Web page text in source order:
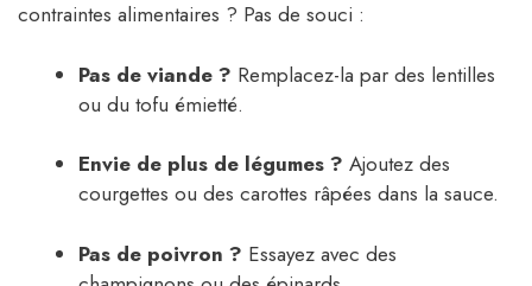
contraintes alimentaires ? Pas de souci :
Pas de viande ? Remplacez-la par des lentilles
ou du tofu émietté.
Envie de plus de légumes ? Ajoutez des
courgettes ou des carottes râpées dans la sauce.
Pas de poivron ? Essayez avec des